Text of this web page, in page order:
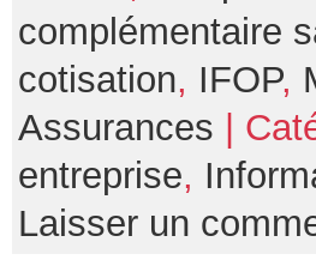
complémentaire
cotisation, IFOP,
Assurances |
entreprise,
Laisser un